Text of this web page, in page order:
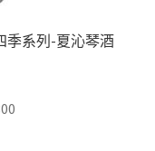
季系列-夏沁琴酒